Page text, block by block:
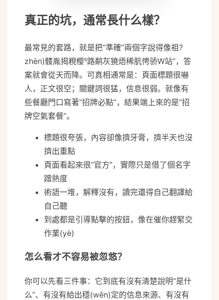
真正的坑，通常長什么樣？
最常見的套路，就是把“準確”兩個字說得像祖?
zhèn)髅胤揭粯樱路鹬灰獟焐稀肮俜骄W站”，答
案就會從天而降。可真相通常是：頁面標題很嚇
人，正文很空；關鍵詞很猛，信息很弱。就像有
些餐廳門口寫著“招牌必點”，結果端上來的是“招
牌空氣套餐”。
標題很夸張，內容卻像擠牙膏，擠半天也沒
擠出重點
頁面看起來很“官方”，實際只是借了個名字
蹭熱度
術語一堆，解釋沒有，讀完還得自己翻譯給
自己聽
到處都是引導點擊的按鈕，像在催你趕緊交
作業(yè)
怎么看才不容易被忽悠？
你可以先看三件事：它到底有沒有清楚說明“是什
么”、有沒有給出穩(wěn)定的信息來源、有沒有